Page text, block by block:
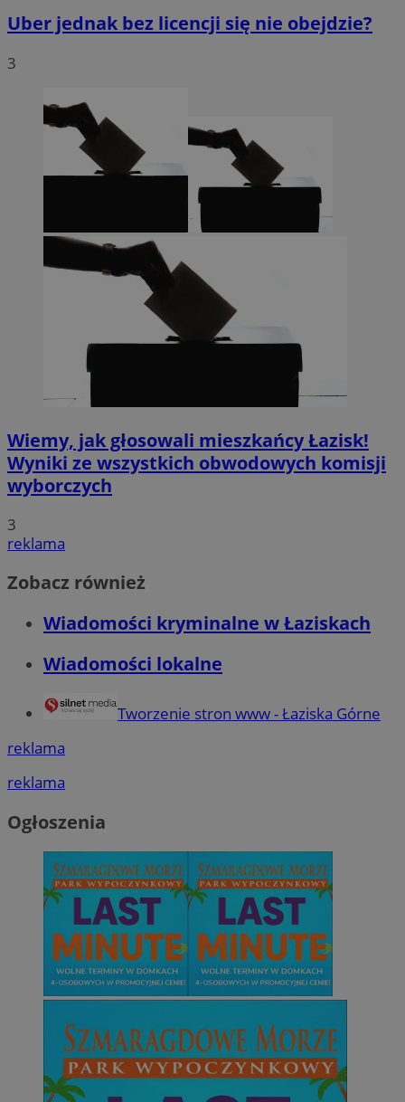
Uber jednak bez licencji się nie obejdzie?
3
Wiemy, jak głosowali mieszkańcy Łazisk!
Wyniki ze wszystkich obwodowych komisji
wyborczych
3
reklama
Zobacz również
Wiadomości kryminalne w Łaziskach
Wiadomości lokalne
Tworzenie stron www - Łaziska Górne
reklama
reklama
Ogłoszenia